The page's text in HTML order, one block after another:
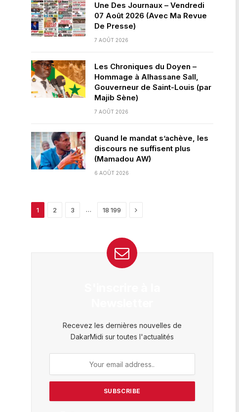
Une Des Journaux – Vendredi
07 Août 2026 (Avec Ma Revue
De Presse)
7 AOÛT 2026
Les Chroniques du Doyen –
Hommage à Alhassane Sall,
Gouverneur de Saint-Louis (par
Majib Sène)
7 AOÛT 2026
Quand le mandat s’achève, les
discours ne suffisent plus
(Mamadou AW)
6 AOÛT 2026
1 2 3 … 18 199 Next
Recevez les dernières nouvelles de
DakarMidi sur toutes l'actualités